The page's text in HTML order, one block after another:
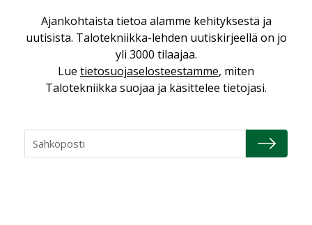
Ajankohtaista tietoa alamme kehityksestä ja
uutisista. Talotekniikka-lehden uutiskirjeellä on jo
yli 3000 tilaajaa.
Lue tietosuojaselosteestamme, miten
Talotekniikka suojaa ja käsittelee tietojasi.